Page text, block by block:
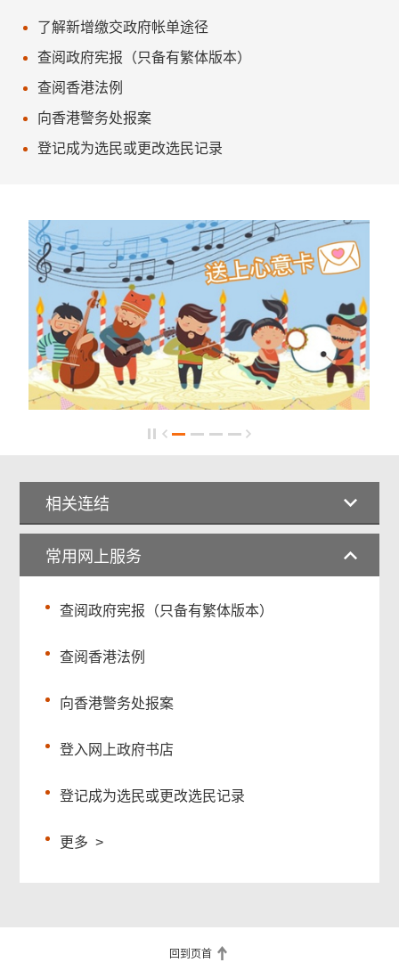
了解新增缴交政府帐单途径
查阅政府宪报（只备有繁体版本）
查阅香港法例
向香港警务处报案
登记成为选民或更改选民记录
相关连结
常用网上服务
查阅政府宪报（只备有繁体版本）
查阅香港法例
向香港警务处报案
登入网上政府书店
登记成为选民或更改选民记录
更多 >
回到页首